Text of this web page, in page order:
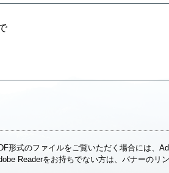
形式のファイルをご覧いただく場合には、
Readerをお持ちでない方は、バナーのリ